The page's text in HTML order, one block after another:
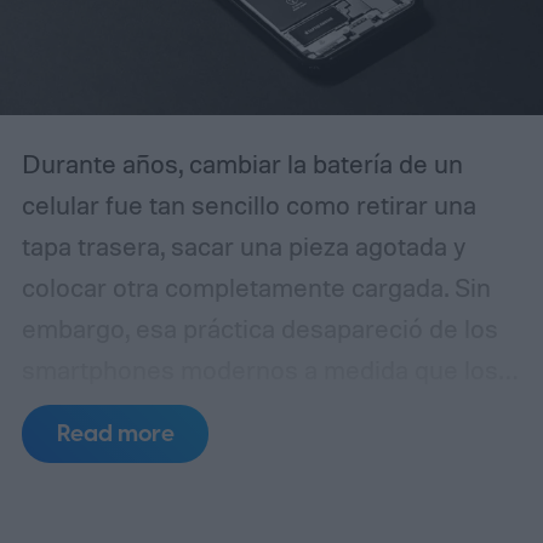
Durante años, cambiar la batería de un
celular fue tan sencillo como retirar una
tapa trasera, sacar una pieza agotada y
colocar otra completamente cargada. Sin
fabricantes apostaron por diseños más
delgados, cuerpos de vidrio y metal,
Read more